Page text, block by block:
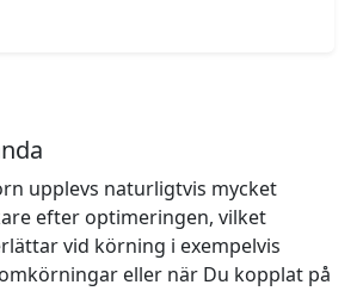
upplevs naturligtvis mycket
efter optimeringen, vilket
vid körning i exempelvis
eller när Du kopplat på